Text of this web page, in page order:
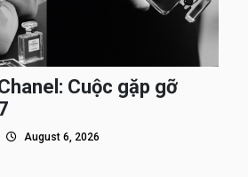
Cuộc gặp gỡ
August 6, 2026